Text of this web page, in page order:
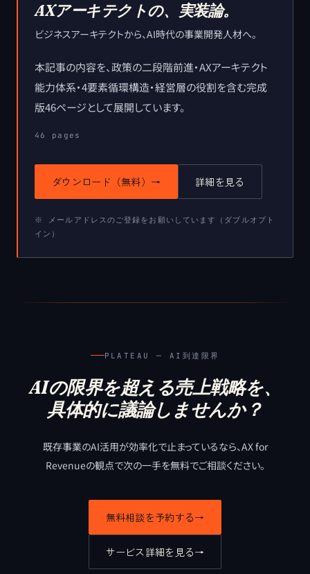
AXアーキテクトの、実装論。
ビジネスアーキテクトから、AI時代の事業開発人材へ。
本記事の内容を、政策の二段階前進・AXアーキテクト
能力体系・4要素循環構造・経営層の役割を含む完成
版46ページとして展開しています。
46 pages
ダウンロード（無料） → 詳細を見る
※ メールアドレスのご登録をお願いしています（ダブルオプト
イン）
PLATEAU ─ AI到達限界
AIの限界を超える売上戦略を、
具体的に議論しませんか？
既存事業のAI活用が効率化で止まっているなら、AX for
Revenueの観点で次の一手を無料でご相談ください。
無料相談を予約する→
サービス詳細を見る→